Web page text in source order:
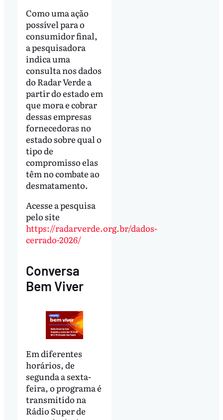
Como uma ação
possível para o
consumidor final,
a pesquisadora
indica uma
consulta nos dados
do Radar Verde a
partir do estado em
que mora e cobrar
dessas empresas
fornecedoras no
estado sobre qual o
tipo de
compromisso elas
têm no combate ao
desmatamento.
Acesse a pesquisa
pelo site
https://radarverde.org.br/dados-
cerrado-2026/
Conversa
Bem Viver
Em diferentes
horários, de
segunda a sexta-
feira, o programa é
transmitido na
Rádio Super de